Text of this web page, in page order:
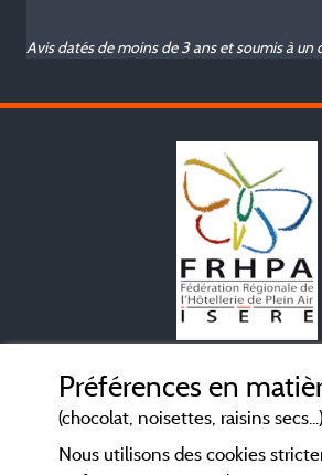
Avis datés de moins de 3 ans et soumis à un
Conditions générales
Préférences en
(chocolat, noisettes, raisins secs...)
Nous utilisons des cookies